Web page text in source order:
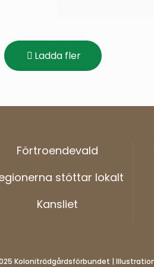
Ladda fler
Förtroendevald
stöttar lokalt
Kansliet
Koloniträdgårdsförbundet |